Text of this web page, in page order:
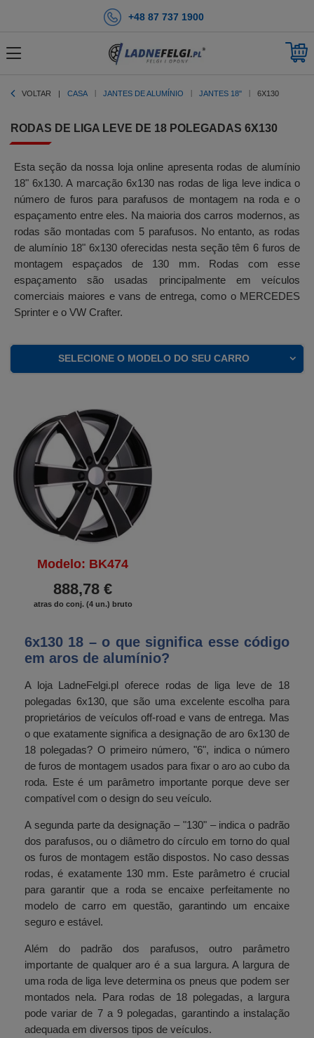
+48 87 737 1900
VOLTAR CASA JANTES DE ALUMÍNIO JANTES 18'' 6X130
RODAS DE LIGA LEVE DE 18 POLEGADAS 6X130
Esta seção da nossa loja online apresenta rodas de alumínio
18" 6x130. A marcação 6x130 nas rodas de liga leve indica o
número de furos para parafusos de montagem na roda e o
espaçamento entre eles. Na maioria dos carros modernos, as
rodas são montadas com 5 parafusos. No entanto, as rodas
de alumínio 18" 6x130 oferecidas nesta seção têm 6 furos de
montagem espaçados de 130 mm. Rodas com esse
espaçamento são usadas principalmente em veículos
comerciais maiores e vans de entrega, como o MERCEDES
Sprinter e o VW Crafter.
SELECIONE O MODELO DO SEU CARRO
Modelo: BK474
888,78 €
atras do conj. (4 un.) bruto
6x130 18 – o que significa esse código
em aros de alumínio?
A loja LadneFelgi.pl oferece rodas de liga leve de 18
polegadas 6x130, que são uma excelente escolha para
proprietários de veículos off-road e vans de entrega. Mas
o que exatamente significa a designação de aro 6x130 de
18 polegadas? O primeiro número, "6", indica o número
de furos de montagem usados ​​para fixar o aro ao cubo da
roda. Este é um parâmetro importante porque deve ser
compatível com o design do seu veículo.
A segunda parte da designação – "130" – indica o padrão
dos parafusos, ou o diâmetro do círculo em torno do qual
os furos de montagem estão dispostos. No caso dessas
rodas, é exatamente 130 mm. Este parâmetro é crucial
para garantir que a roda se encaixe perfeitamente no
modelo de carro em questão, garantindo um encaixe
seguro e estável.
Além do padrão dos parafusos, outro parâmetro
importante de qualquer aro é a sua largura. A largura de
uma roda de liga leve determina os pneus que podem ser
montados nela. Para rodas de 18 polegadas, a largura
pode variar de 7 a 9 polegadas, garantindo a instalação
adequada em diversos tipos de veículos.